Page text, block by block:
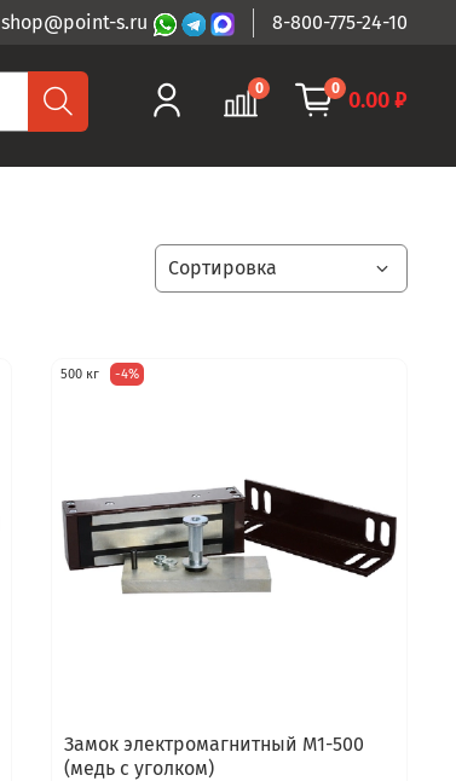
s.ru 8-800-775-24-10
0 0 0.00 ₽
500 кг -4%
Замок электромагнитный М1-500
(медь с уголком)